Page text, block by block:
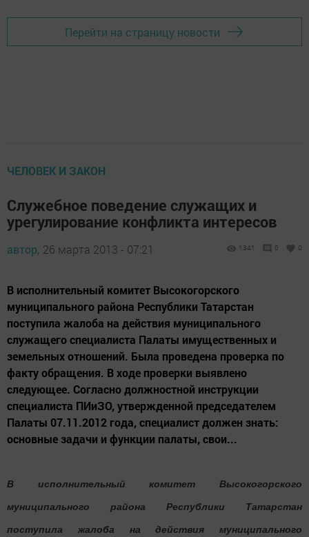
Перейти на страницу новости
ЧЕЛОВЕК И ЗАКОН
Служебное поведение служащих и
урегулирование конфликта интересов
автор, 26 марта 2013 - 07:21 1341 0 0
В исполнительный комитет Высокогорского
муниципального района Республики Татарстан
поступила жалоба на действия муниципального
служащего специалиста Палаты имущественных и
земельных отношений. Была проведена проверка по
факту обращения. В ходе проверки выявлено
следующее. Согласно должностной инструкции
специалиста ПИиЗО, утвержденной председателем
Палаты 07.11.2012 года, специалист должен знать:
основные задачи и функции палаты, свои...
В исполнительный комитет Высокогорского
муниципального района Республики Татарстан
поступила жалоба на действия муниципального